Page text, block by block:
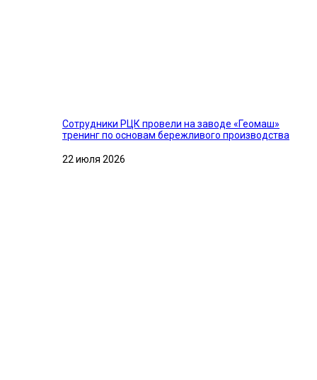
Сотрудники РЦК провели на заводе «Геомаш»
тренинг по основам бережливого производства
22 июля 2026